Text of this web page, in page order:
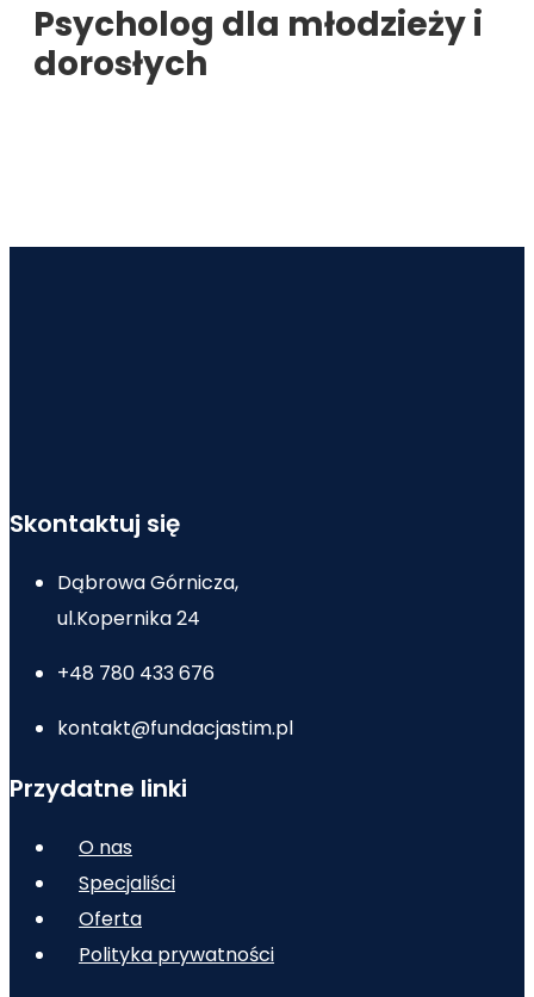
Psycholog dla młodzieży i
dorosłych
Skontaktuj się
Dąbrowa Górnicza,
ul.Kopernika 24
+48 780 433 676
kontakt@fundacjastim.pl
Przydatne linki
O nas
Specjaliści
Oferta
Polityka prywatności